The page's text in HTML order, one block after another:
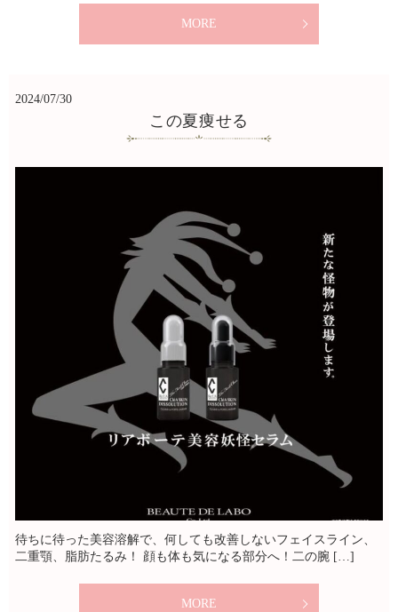
MORE
2024/07/30
この夏痩せる
待ちに待った美容溶解で、何しても改善しないフェイスライン、
二重顎、脂肪たるみ！ 顔も体も気になる部分へ！二の腕 […]
MORE